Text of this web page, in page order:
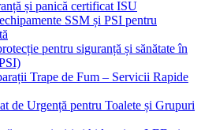
și panică certificat ISU
SSM și PSI pentru
pentru siguranță și sănătate în
Trape de Fum – Servicii Rapide
de Urgență pentru Toalete și Grupuri